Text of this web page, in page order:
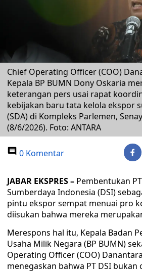
Chief Operating Officer (COO)
Kepala BP BUMN Dony Oskaria
keterangan pers usai rapat
kebijakan baru tata kelola ekspor
(SDA) di Kompleks Parlemen,
(8/6/2026). Foto: ANTARA
0 Komentar
JABAR EKSPRES – Pembentukan
Sumberdaya Indonesia (DSI)
pintu ekspor sempat menuai pro
diisukan bahwa mereka
Merespons hal itu, Kepala Badan
Usaha Milik Negara (BP BUMN)
Operating Officer (COO)
menegaskan bahwa PT DSI bukan